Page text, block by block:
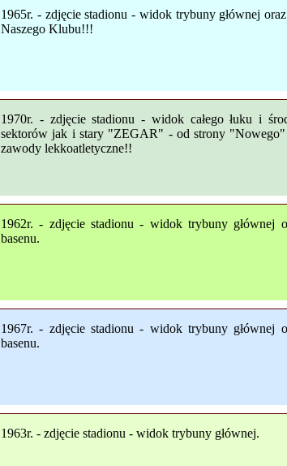
1965r. - zdjęcie stadionu - widok trybuny głównej
Naszego Klubu!!!
1970r. - zdjęcie stadionu - widok całego łuku i
sektorów jak i stary "ZEGAR" - od strony "Nowego"
zawody lekkoatletyczne!!
1962r. - zdjęcie stadionu - widok trybuny głównej
basenu.
1967r. - zdjęcie stadionu - widok trybuny głównej
basenu.
1963r. - zdjęcie stadionu - widok trybuny głównej.